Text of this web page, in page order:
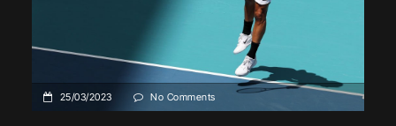
25/03/2023 No Comments